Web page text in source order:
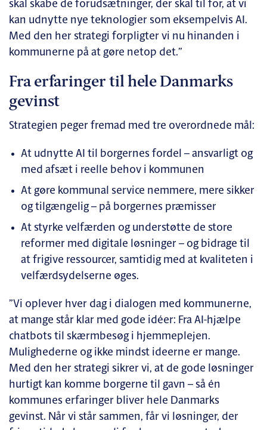
skal skabe de forudsætninger, der skal til for, at vi
kan udnytte nye teknologier som eksempelvis AI.
Med den her strategi forpligter vi nu hinanden i
kommunerne på at gøre netop det.”
Fra erfaringer til hele Danmarks
gevinst
Strategien peger fremad med tre overordnede mål:
At udnytte AI til borgernes fordel – ansvarligt og
med afsæt i reelle behov i kommunen
At gøre kommunal service nemmere, mere sikker
og tilgængelig – på borgernes præmisser
At styrke velfærden og understøtte de store
reformer med digitale løsninger – og bidrage til
at frigive ressourcer, samtidig med at kvaliteten i
velfærdsydelserne øges.
”Vi oplever hver dag i dialogen med kommunerne,
at mange står klar med gode idéer: Fra AI-hjælpe
chatbots til skærmbesøg i hjemmeplejen.
Mulighederne og ikke mindst ideerne er mange.
Med den her strategi sikrer vi, at de gode løsninger
hurtigt kan komme borgerne til gavn – så én
kommunes erfaringer bliver hele Danmarks
gevinst. Når vi står sammen, får vi løsninger, der